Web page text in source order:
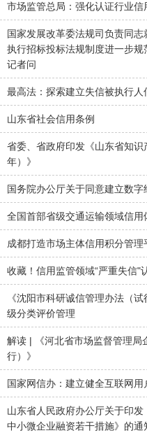
市场监管总局：强化认证行业信
国家发展改革委法规司负责同
执行招标投标法规制度进一步
记者问
最高法：探索建立失信被执行人
山东省社会信用条例
省委、省政府印发《山东省知
年）》
国务院办公厅关于同意建立数
全国首部省级交通运输领域信
成都打造市场主体信用积分管理
收藏！信用监管领域“严重失信
《沈阳市科研诚信管理办法（
级分类评价管理
解读 | 《河北省市场监督管理局
行）》
国家网信办：建立健全互联网
山东省人民政府办公厅关于印
中小微企业融资若干措施》的通